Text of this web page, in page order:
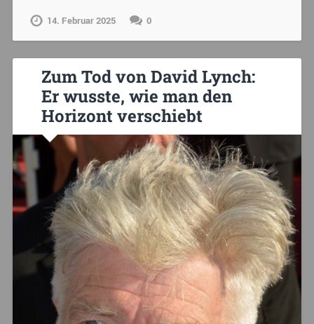
14. Februar 2025 0
Zum Tod von David Lynch:
Er wusste, wie man den
Horizont verschiebt